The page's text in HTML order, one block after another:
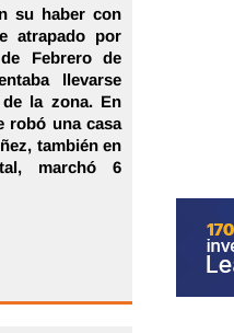
su haber con
atrapado por
Febrero de
llevarse
la zona. En
robó una casa
también en
marchó 6